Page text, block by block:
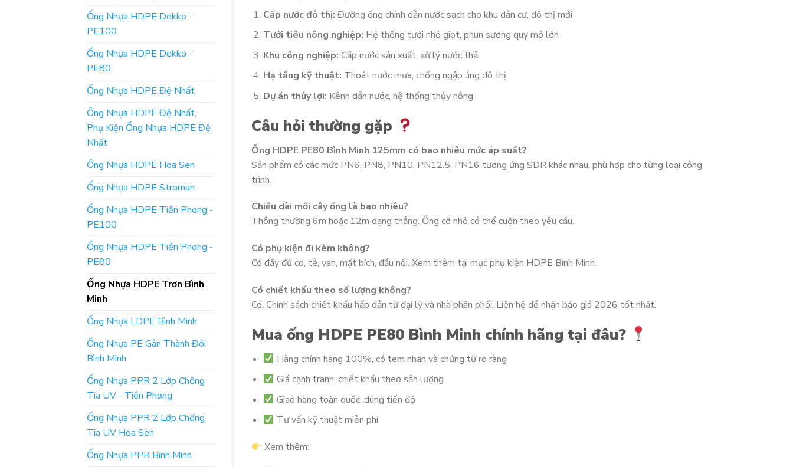
Ống Nhựa HDPE Dekko -
PE100
Ống Nhựa HDPE Dekko -
PE80
Ống Nhựa HDPE Đệ Nhất
Ống Nhựa HDPE Đệ Nhất,
Phụ Kiện Ống Nhựa HDPE Đệ
Nhất
Ống Nhựa HDPE Hoa Sen
Ống Nhựa HDPE Stroman
Ống Nhựa HDPE Tiền Phong -
PE100
Ống Nhựa HDPE Tiền Phong -
PE80
Ống Nhựa HDPE Trơn Bình
Minh
Ống Nhựa LDPE Bình Minh
Ống Nhựa PE Gân Thành Đôi
Bình Minh
Ống Nhựa PPR 2 Lớp Chống
Tia UV - Tiền Phong
Ống Nhựa PPR 2 Lớp Chống
Tia UV Hoa Sen
Ống Nhựa PPR Bình Minh
Cấp nước đô thị: Đường ống chính dẫn nước sạch cho khu dân cư, đô thị mới
Tưới tiêu nông nghiệp: Hệ thống tưới nhỏ giọt, phun sương quy mô lớn
Khu công nghiệp: Cấp nước sản xuất, xử lý nước thải
Hạ tầng kỹ thuật: Thoát nước mưa, chống ngập úng đô thị
Dự án thủy lợi: Kênh dẫn nước, hệ thống thủy nông
Câu hỏi thường gặp
Ống HDPE PE80 Bình Minh 125mm có bao nhiêu mức áp suất?
Sản phẩm có các mức PN6, PN8, PN10, PN12.5, PN16 tương ứng SDR khác nhau, phù hợp cho từng loại công
trình.
Chiều dài mỗi cây ống là bao nhiêu?
Thông thường 6m hoặc 12m dạng thẳng. Ống cỡ nhỏ có thể cuộn theo yêu cầu.
Có phụ kiện đi kèm không?
Có đầy đủ co, tê, van, mặt bích, đầu nối. Xem thêm tại mục phụ kiện HDPE Bình Minh.
Có chiết khấu theo số lượng không?
Có. Chính sách chiết khấu hấp dẫn từ đại lý và nhà phân phối. Liên hệ để nhận báo giá 2026 tốt nhất.
Mua ống HDPE PE80 Bình Minh chính hãng tại đâu?
Hàng chính hãng 100%, có tem nhãn và chứng từ rõ ràng
Giá cạnh tranh, chiết khấu theo sản lượng
Giao hàng toàn quốc, đúng tiến độ
Tư vấn kỹ thuật miễn phí
Xem thêm: